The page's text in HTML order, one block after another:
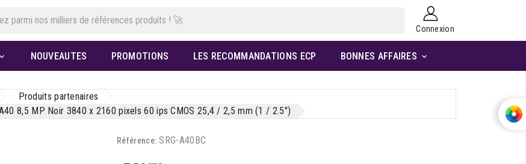
Connexion
 NOUVEAUTES PROMOTIONS LES RECOMMANDATIONS ECP BONNES AFFAIRES 
Produits partenaires
8,5 MP Noir 3840 x 2160 pixels 60 ips CMOS 25,4 / 2,5 mm (1 / 2.5")
Référence: SRG-A40BC